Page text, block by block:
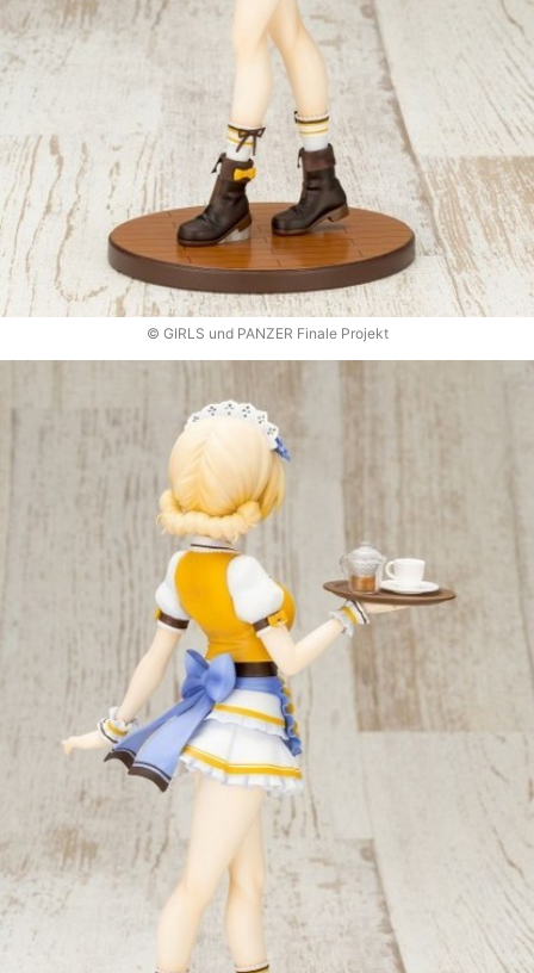
© GIRLS und PANZER Finale Projekt